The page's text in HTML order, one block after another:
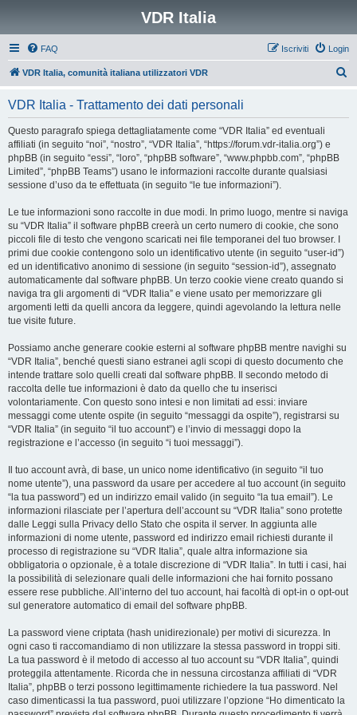
VDR Italia
FAQ Login
Iscriviti
VDR Italia, comunità italiana utilizzatori VDR
VDR Italia - Trattamento dei dati personali
Questo paragrafo spiega dettagliatamente come “VDR Italia” ed eventuali
affiliati (in seguito “noi”, “nostro”, “VDR Italia”, “https://forum.vdr-italia.org”) e
phpBB (in seguito “essi”, “loro”, “phpBB software”, “www.phpbb.com”, “phpBB
Limited”, “phpBB Teams”) usano le informazioni raccolte durante qualsiasi
sessione d’uso da te effettuata (in seguito “le tue informazioni”).
Le tue informazioni sono raccolte in due modi. In primo luogo, mentre si naviga
su “VDR Italia” il software phpBB creerà un certo numero di cookie, che sono
piccoli file di testo che vengono scaricati nei file temporanei del tuo browser. I
primi due cookie contengono solo un identificativo utente (in seguito “user-id”)
ed un identificativo anonimo di sessione (in seguito “session-id”), assegnato
automaticamente dal software phpBB. Un terzo cookie viene creato quando si
naviga tra gli argomenti di “VDR Italia” e viene usato per memorizzare gli
argomenti letti da quelli ancora da leggere, quindi agevolando la lettura nelle
tue visite future.
Possiamo anche generare cookie esterni al software phpBB mentre navighi su
“VDR Italia”, benché questi siano estranei agli scopi di questo documento che
intende trattare solo quelli creati dal software phpBB. Il secondo metodo di
raccolta delle tue informazioni è dato da quello che tu inserisci
volontariamente. Con questo sono intesi e non limitati ad essi: inviare
messaggi come utente ospite (in seguito “messaggi da ospite”), registrarsi su
“VDR Italia” (in seguito “il tuo account”) e l’invio di messaggi dopo la
registrazione e l’accesso (in seguito “i tuoi messaggi”).
Il tuo account avrà, di base, un unico nome identificativo (in seguito “il tuo
nome utente”), una password da usare per accedere al tuo account (in seguito
“la tua password”) ed un indirizzo email valido (in seguito “la tua email”). Le
informazioni rilasciate per l’apertura dell’account su “VDR Italia” sono protette
dalle Leggi sulla Privacy dello Stato che ospita il server. In aggiunta alle
informazioni di nome utente, password ed indirizzo email richiesti durante il
processo di registrazione su “VDR Italia”, quale altra informazione sia
obbligatoria o opzionale, è a totale discrezione di “VDR Italia”. In tutti i casi, hai
la possibilità di selezionare quali delle informazioni che hai fornito possano
essere rese pubbliche. All’interno del tuo account, hai facoltà di opt-in o opt-out
sul generatore automatico di email del software phpBB.
La password viene criptata (hash unidirezionale) per motivi di sicurezza. In
ogni caso ti raccomandiamo di non utilizzare la stessa password in troppi siti.
La tua password è il metodo di accesso al tuo account su “VDR Italia”, quindi
proteggila attentamente. Ricorda che in nessuna circostanza affiliati di “VDR
Italia”, phpBB o terzi possono legittimamente richiedere la tua password. Nel
caso dimenticassi la tua password, puoi utilizzare l’opzione “Ho dimenticato la